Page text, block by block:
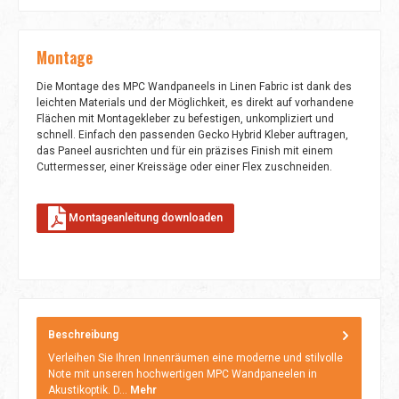
Montage
Die Montage des MPC Wandpaneels in Linen Fabric ist dank des
leichten Materials und der Möglichkeit, es direkt auf vorhandene
Flächen mit Montagekleber zu befestigen, unkompliziert und
schnell. Einfach den passenden Gecko Hybrid Kleber auftragen,
das Paneel ausrichten und für ein präzises Finish mit einem
Cuttermesser, einer Kreissäge oder einer Flex zuschneiden.
Montageanleitung downloaden
Beschreibung
Verleihen Sie Ihren Innenräumen eine moderne und stilvolle
Note mit unseren hochwertigen MPC Wandpaneelen in
Akustikoptik. D… Mehr